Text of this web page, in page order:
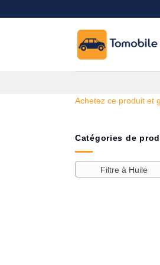
au
Achetez ce produit et
Catégories de
Filtre à Huile